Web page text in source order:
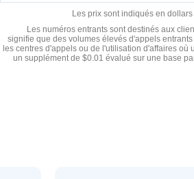
Les prix sont indiqués en
Les numéros entrants sont destinés aux
signifie que des volumes élevés d'appels
les centres d'appels ou de l'utilisation d'affaires
un supplément de $0.01 évalué sur une base